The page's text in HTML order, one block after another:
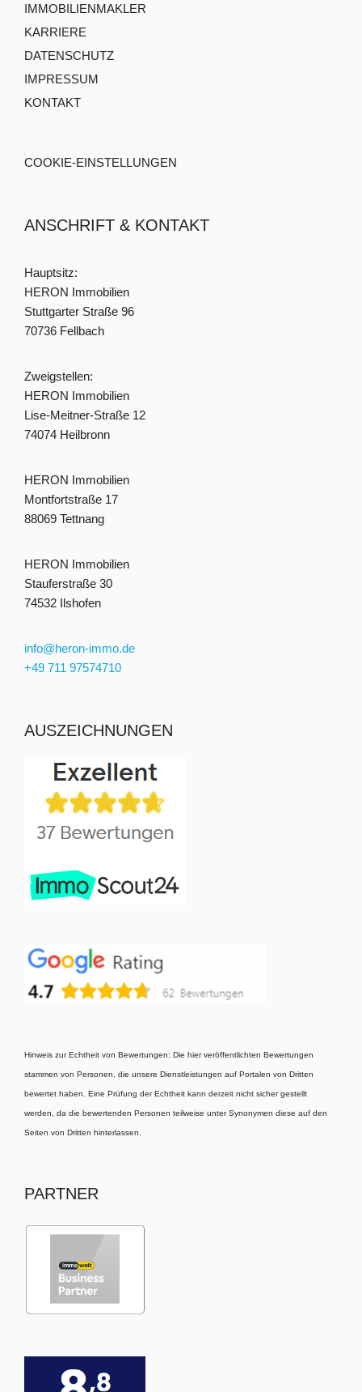
IMMOBILIENMAKLER
KARRIERE
DATENSCHUTZ
IMPRESSUM
KONTAKT
COOKIE-EINSTELLUNGEN
ANSCHRIFT & KONTAKT
Hauptsitz:
HERON Immobilien
Stuttgarter Straße 96
70736 Fellbach
Zweigstellen:
HERON Immobilien
Lise-Meitner-Straße 12
74074 Heilbronn
HERON Immobilien
Montfortstraße 17
88069 Tettnang
HERON Immobilien
Stauferstraße 30
74532 Ilshofen
info@heron-immo.de
+49 711 97574710
AUSZEICHNUNGEN
Hinweis zur Echtheit von Bewertungen: Die hier veröffentlichten Bewertungen
stammen von Personen, die unsere Dienstleistungen auf Portalen von Dritten
bewertet haben. Eine Prüfung der Echtheit kann derzeit nicht sicher gestellt
werden, da die bewertenden Personen teilweise unter Synonymen diese auf den
Seiten von Dritten hinterlassen.
PARTNER